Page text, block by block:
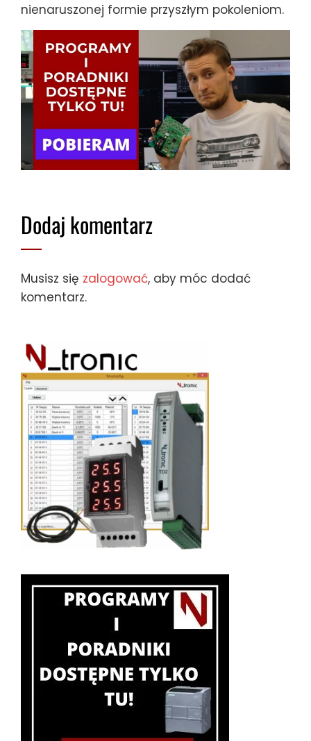
nienaruszonej formie przyszłym pokoleniom.
Dodaj komentarz
Musisz się zalogować, aby móc dodać
komentarz.